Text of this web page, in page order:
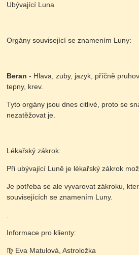
Ubývající Luna
Orgány související se znamením Luny:
Beran - Hlava, zuby, jazyk, příčně
tepny, krev.
Tyto orgány jsou dnes citlivé, proto se
nezatěžovat je.
Lékařský zákrok:
Při ubývající Luně je lékařský zákrok
Je potřeba se ale vyvarovat zákroku,
souvisejících se znamením Luny.
.
Informace pro klienty:
♍️ Eva Matulová, Astroložka